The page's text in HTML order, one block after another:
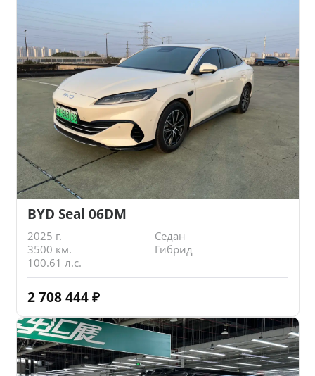
BYD Seal 06DM
2025 г.
Седан
3500 км.
Гибрид
100.61 л.с.
2 708 444 ₽